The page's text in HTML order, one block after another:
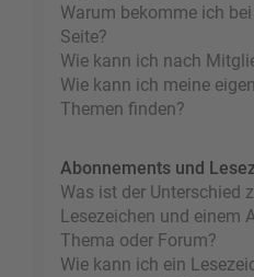
Warum bekomme ich
Seite?
Wie kann ich nach
Wie kann ich meine
Themen finden?
Abonnements und
Was ist der Unterschied
Lesezeichen und einem
Thema oder Forum?
Wie kann ich ein